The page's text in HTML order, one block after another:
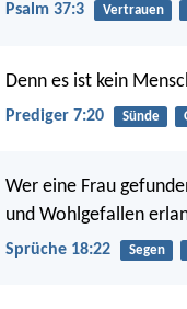
Psalm 37:3 Vertrauen
Denn es ist kein
Prediger 7:20 Sünde
Wer eine Frau
und Wohlgefallen
Sprüche 18:22 Segen